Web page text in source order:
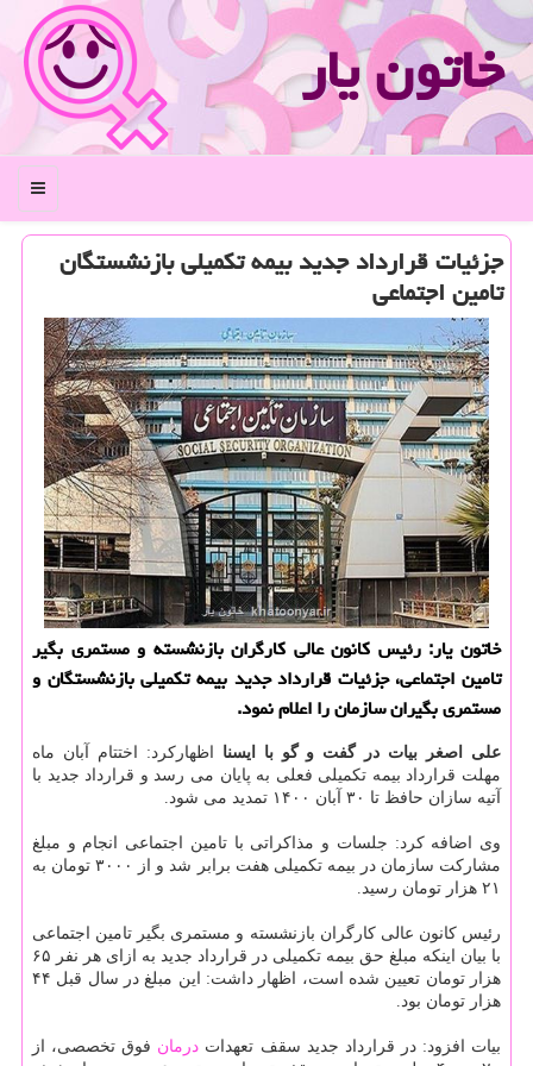
خاتون یار
منو
جزئیات قرارداد جدید بیمه تكمیلی بازنشستگان
تامین اجتماعی
خاتون یار: رئیس كانون عالی كارگران بازنشسته و مستمری بگیر
تامین اجتماعی، جزئیات قرارداد جدید بیمه تكمیلی بازنشستگان و
مستمری بگیران سازمان را اعلام نمود.
علی اصغر بیات در گفت و گو با ایسنا اظهارکرد: اختتام آبان ماه
مهلت قرارداد بیمه تکمیلی فعلی به پایان می رسد و قرارداد جدید با
آتیه سازان حافظ تا ۳۰ آبان ۱۴۰۰ تمدید می شود.
وی اضافه کرد: جلسات و مذاکراتی با تامین اجتماعی انجام و مبلغ
مشارکت سازمان در بیمه تکمیلی هفت برابر شد و از ۳۰۰۰ تومان به
۲۱ هزار تومان رسید.
رئیس کانون عالی کارگران بازنشسته و مستمری بگیر تامین اجتماعی
با بیان اینکه مبلغ حق بیمه تکمیلی در قرارداد جدید به ازای هر نفر ۶۵
هزار تومان تعیین شده است، اظهار داشت: این مبلغ در سال قبل ۴۴
هزار تومان بود.
بیات افزود: در قرارداد جدید سقف تعهدات درمان فوق تخصصی، از